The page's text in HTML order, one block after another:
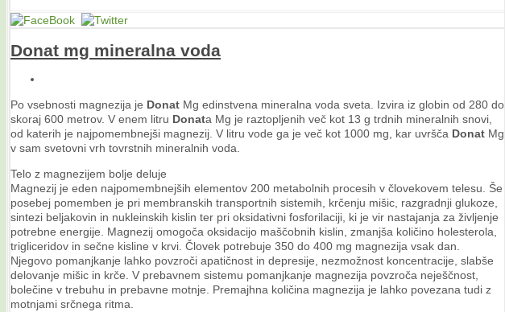
Donat mg mineralna voda
Po vsebnosti magnezija je Donat Mg edinstvena mineralna voda sveta. Izvira iz globin od 280 do
skoraj 600 metrov. V enem litru Donata Mg je raztopljenih več kot 13 g trdnih mineralnih snovi,
od katerih je najpomembnejši magnezij. V litru vode ga je več kot 1000 mg, kar uvršča Donat Mg
v sam svetovni vrh tovrstnih mineralnih voda.
Telo z magnezijem bolje deluje
Magnezij je eden najpomembnejših elementov 200 metabolnih procesih v človekovem telesu. Še
posebej pomemben je pri membranskih transportnih sistemih, krčenju mišic, razgradnji glukoze,
sintezi beljakovin in nukleinskih kislin ter pri oksidativni fosforilaciji, ki je vir nastajanja za življenje
potrebne energije. Magnezij omogoča oksidacijo maščobnih kislin, zmanjša količino holesterola,
trigliceridov in sečne kisline v krvi. Človek potrebuje 350 do 400 mg magnezija vsak dan.
Njegovo pomanjkanje lahko povzroči apatičnost in depresije, nezmožnost koncentracije, slabše
delovanje mišic in krče. V prebavnem sistemu pomanjkanje magnezija povzroča neješčnost,
bolečine v trebuhu in prebavne motnje. Premajhna količina magnezija je lahko povezana tudi z
motnjami srčnega ritma.